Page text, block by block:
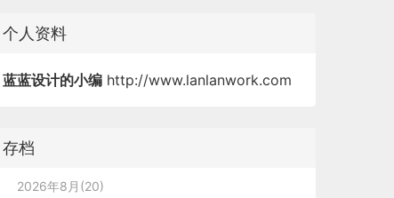
个人资料
蓝蓝设计的小编 http://www.lanlanwork.com
存档
2026年8月(20)